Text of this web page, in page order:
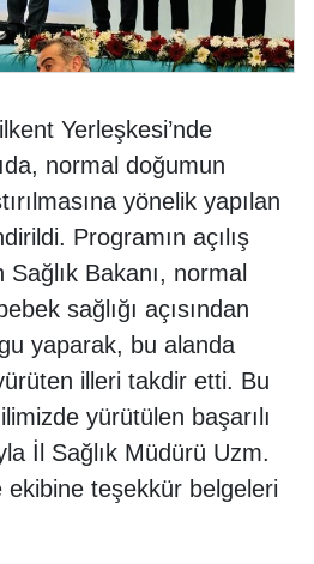
Yerleşkesi’nde
normal doğumun
yönelik yapılan
Programın açılış
Sağlık Bakanı, normal
sağlığı açısından
yaparak, bu alanda
illeri takdir etti. Bu
yürütülen başarılı
İl Sağlık Müdürü Uzm.
teşekkür belgeleri